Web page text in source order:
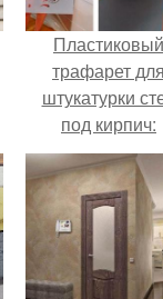
Пластиковый
трафарет
штукатурки
под кирпич:
пошаговая
инструкция